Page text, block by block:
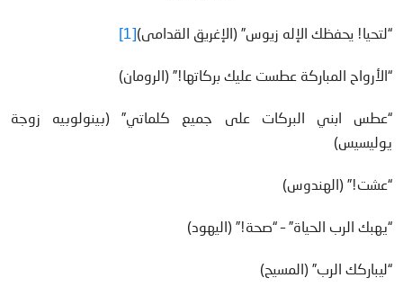
“لتحيا! يحفظك الإله زيوس” (الإغريق القدامى)[1]
“الأرواح المباركة عطست عليك بركاتها!” (الرومان)
“عطس ابني البركات على جميع كلماتي” (بينولوبيه زوجة
يوليسيس)
“عشت!” (الهندوس)
“يهبك الرب الحياة” – “صحة!” (اليهود)
“ليباركك الرب” (المسيح)